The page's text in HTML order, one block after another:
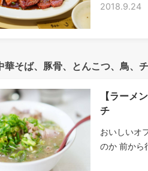
2018.9.24
華そば、豚骨、とんこつ、鳥
【ラーメ
チ
おいしいオ
のか 前から